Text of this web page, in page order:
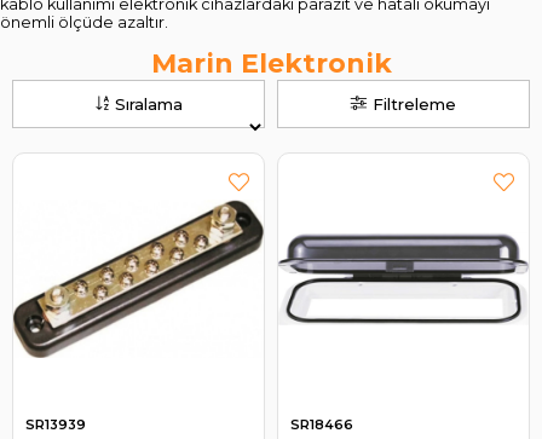
kablo kullanımı elektronik cihazlardaki parazit ve hatalı okumayı
önemli ölçüde azaltır.
Filtreleme
Sıralama
Marin Elektronik
SR13939 SR18466